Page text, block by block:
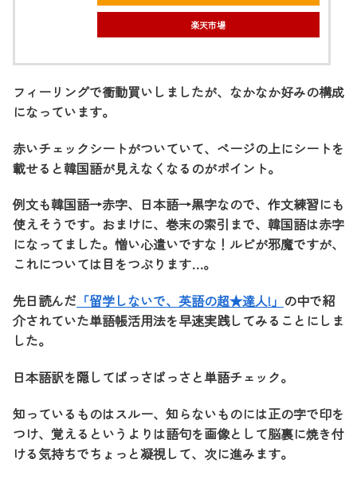
楽天市場
フィーリングで衝動買いしましたが、なかなか好みの構成
になっています。
赤いチェックシートがついていて、ページの上にシートを
載せると韓国語が見えなくなるのがポイント。
例文も韓国語→赤字、日本語→黒字なので、作文練習にも
使えそうです。おまけに、巻末の索引まで、韓国語は赤字
になってました。憎い心遣いですな！ルビが邪魔ですが、
これについては目をつぶります…。
先日読んだ 「留学しないで、英語の超★達人!」 の中で紹
介されていた単語帳活用法を早速実践してみることにしま
した。
日本語訳を隠してばっさばっさと単語チェック。
知っているものはスルー、知らないものには正の字で印を
つけ、覚えるというよりは語句を画像として脳裏に焼き付
ける気持ちでちょっと凝視して、次に進みます。